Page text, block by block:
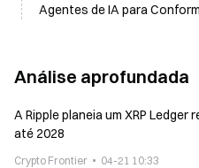
Agentes de IA para
Análise aprofundada
A Ripple planeia um XRP
até 2028
Crypto Frontier 04-21 10:33